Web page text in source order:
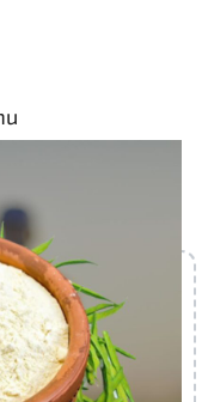
byť pre
ľahký, „vodový“